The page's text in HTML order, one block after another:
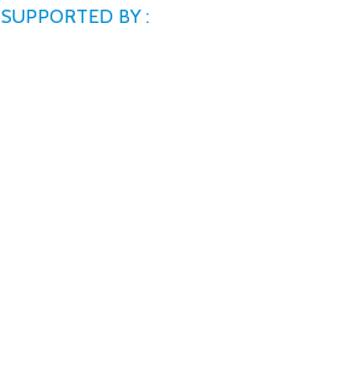
SUPPORTED BY :